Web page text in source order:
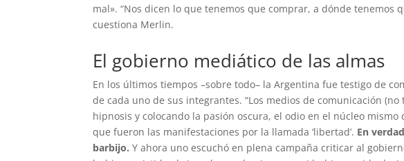
mal». “Nos dicen lo que tenemos que comprar, a dónde tenemos
cuestiona Merlin.
El gobierno mediático de las almas
En los últimos tiempos –sobre todo– la Argentina fue testigo de
de cada uno de sus integrantes. “Los medios de comunicación
hipnosis y colocando la pasión oscura, el odio en el núcleo
que fueron las manifestaciones por la llamada ‘libertad’. En
barbijo. Y ahora uno escuchó en plena campaña criticar al